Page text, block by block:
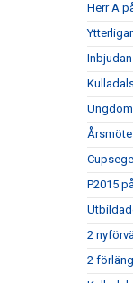
Herr A
Årsmöte
P2015
2
2